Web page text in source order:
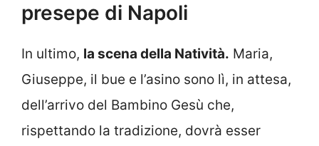
presepe di Napoli
In ultimo, la scena della Natività. Maria,
Giuseppe, il bue e l’asino sono lì, in attesa,
dell’arrivo del Bambino Gesù che,
rispettando la tradizione, dovrà esser